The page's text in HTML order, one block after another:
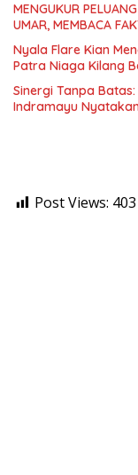
MENGUKUR
UMAR, MEMBACA
Nyala Flare Kian
Patra Niaga Kilang
Sinergi Tanpa
Indramayu
Post Views: 403